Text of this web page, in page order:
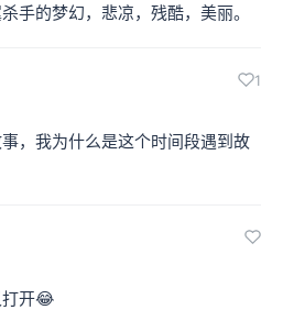
手的梦幻，悲凉，残酷，美丽。
1
，我为什么是这个时间段遇到故
开😂